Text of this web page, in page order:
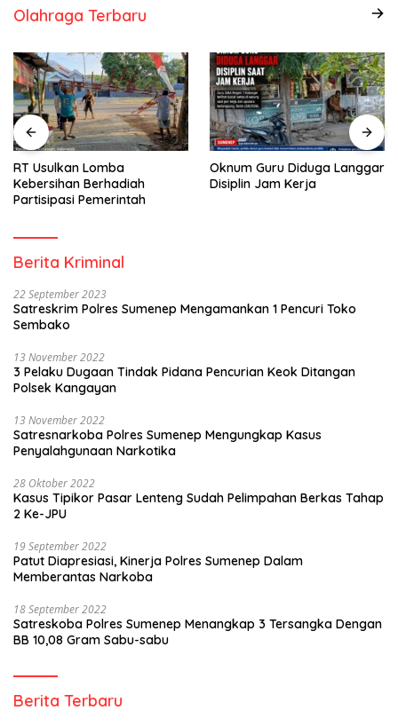
Olahraga Terbaru
RT Usulkan Lomba
Kebersihan Berhadiah
Partisipasi Pemerintah
Oknum Guru Diduga Langgar
Disiplin Jam Kerja
Berita Kriminal
22 September 2023
Satreskrim Polres Sumenep Mengamankan 1 Pencuri Toko
Sembako
13 November 2022
3 Pelaku Dugaan Tindak Pidana Pencurian Keok Ditangan
Polsek Kangayan
13 November 2022
Satresnarkoba Polres Sumenep Mengungkap Kasus
Penyalahgunaan Narkotika
28 Oktober 2022
Kasus Tipikor Pasar Lenteng Sudah Pelimpahan Berkas Tahap
2 Ke-JPU
19 September 2022
Patut Diapresiasi, Kinerja Polres Sumenep Dalam
Memberantas Narkoba
18 September 2022
Satreskoba Polres Sumenep Menangkap 3 Tersangka Dengan
BB 10,08 Gram Sabu-sabu
Berita Terbaru